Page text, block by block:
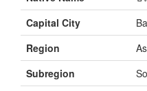
Capital City
Region
Subregion